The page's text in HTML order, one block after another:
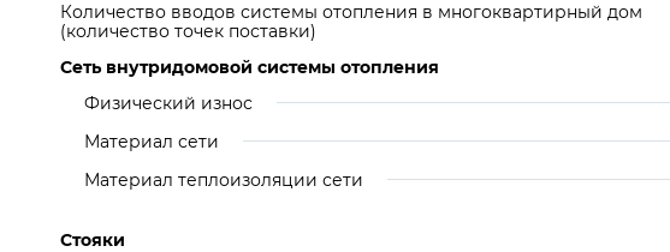
Количество вводов системы отопления в многоквартирный дом
(количество точек поставки)
Сеть внутридомовой системы отопления
Физический износ
Материал сети
Материал теплоизоляции сети
Стояки